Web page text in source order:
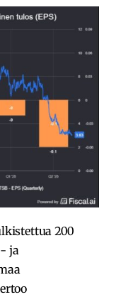
200
ja